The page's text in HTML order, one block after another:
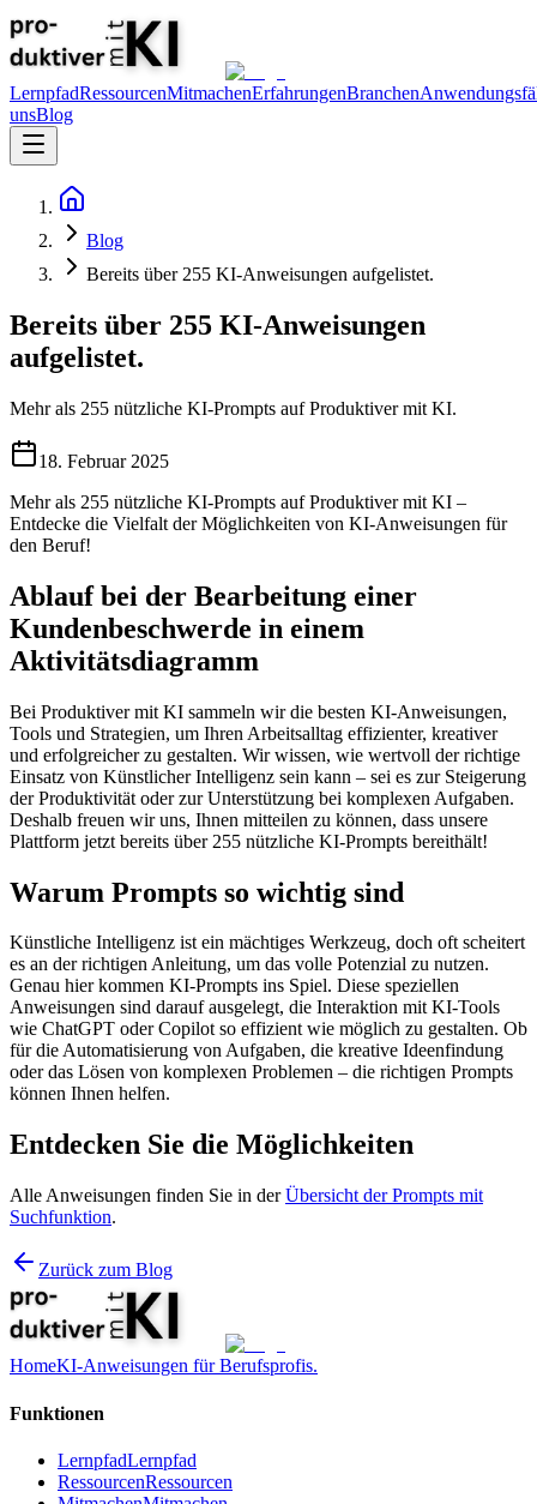
LernpfadRessourcenMitmachenErfahrungenBranchen
unsBlog
Blog
Bereits über 255 KI-Anweisungen aufgelistet.
Bereits über 255 KI-Anweisungen
aufgelistet.
Mehr als 255 nützliche KI-Prompts auf Produktiver mit KI.
18. Februar 2025
Mehr als 255 nützliche KI-Prompts auf Produktiver mit KI –
Entdecke die Vielfalt der Möglichkeiten von KI-Anweisungen für
den Beruf!
Ablauf bei der Bearbeitung einer
Kundenbeschwerde in einem
Aktivitätsdiagramm
Bei Produktiver mit KI sammeln wir die besten KI-Anweisungen,
Tools und Strategien, um Ihren Arbeitsalltag effizienter, kreativer
und erfolgreicher zu gestalten. Wir wissen, wie wertvoll der richtige
Einsatz von Künstlicher Intelligenz sein kann – sei es zur Steigerung
der Produktivität oder zur Unterstützung bei komplexen Aufgaben.
Deshalb freuen wir uns, Ihnen mitteilen zu können, dass unsere
Plattform jetzt bereits über 255 nützliche KI-Prompts bereithält!
Warum Prompts so wichtig sind
Künstliche Intelligenz ist ein mächtiges Werkzeug, doch oft scheitert
es an der richtigen Anleitung, um das volle Potenzial zu nutzen.
Genau hier kommen KI-Prompts ins Spiel. Diese speziellen
Anweisungen sind darauf ausgelegt, die Interaktion mit KI-Tools
wie ChatGPT oder Copilot so effizient wie möglich zu gestalten. Ob
für die Automatisierung von Aufgaben, die kreative Ideenfindung
oder das Lösen von komplexen Problemen – die richtigen Prompts
können Ihnen helfen.
Entdecken Sie die Möglichkeiten
Alle Anweisungen finden Sie in derÜbersicht der Prompts mit
Suchfunktion.
Zurück zum Blog
HomeKI-Anweisungen für Berufsprofis.
Funktionen
LernpfadLernpfad
RessourcenRessourcen